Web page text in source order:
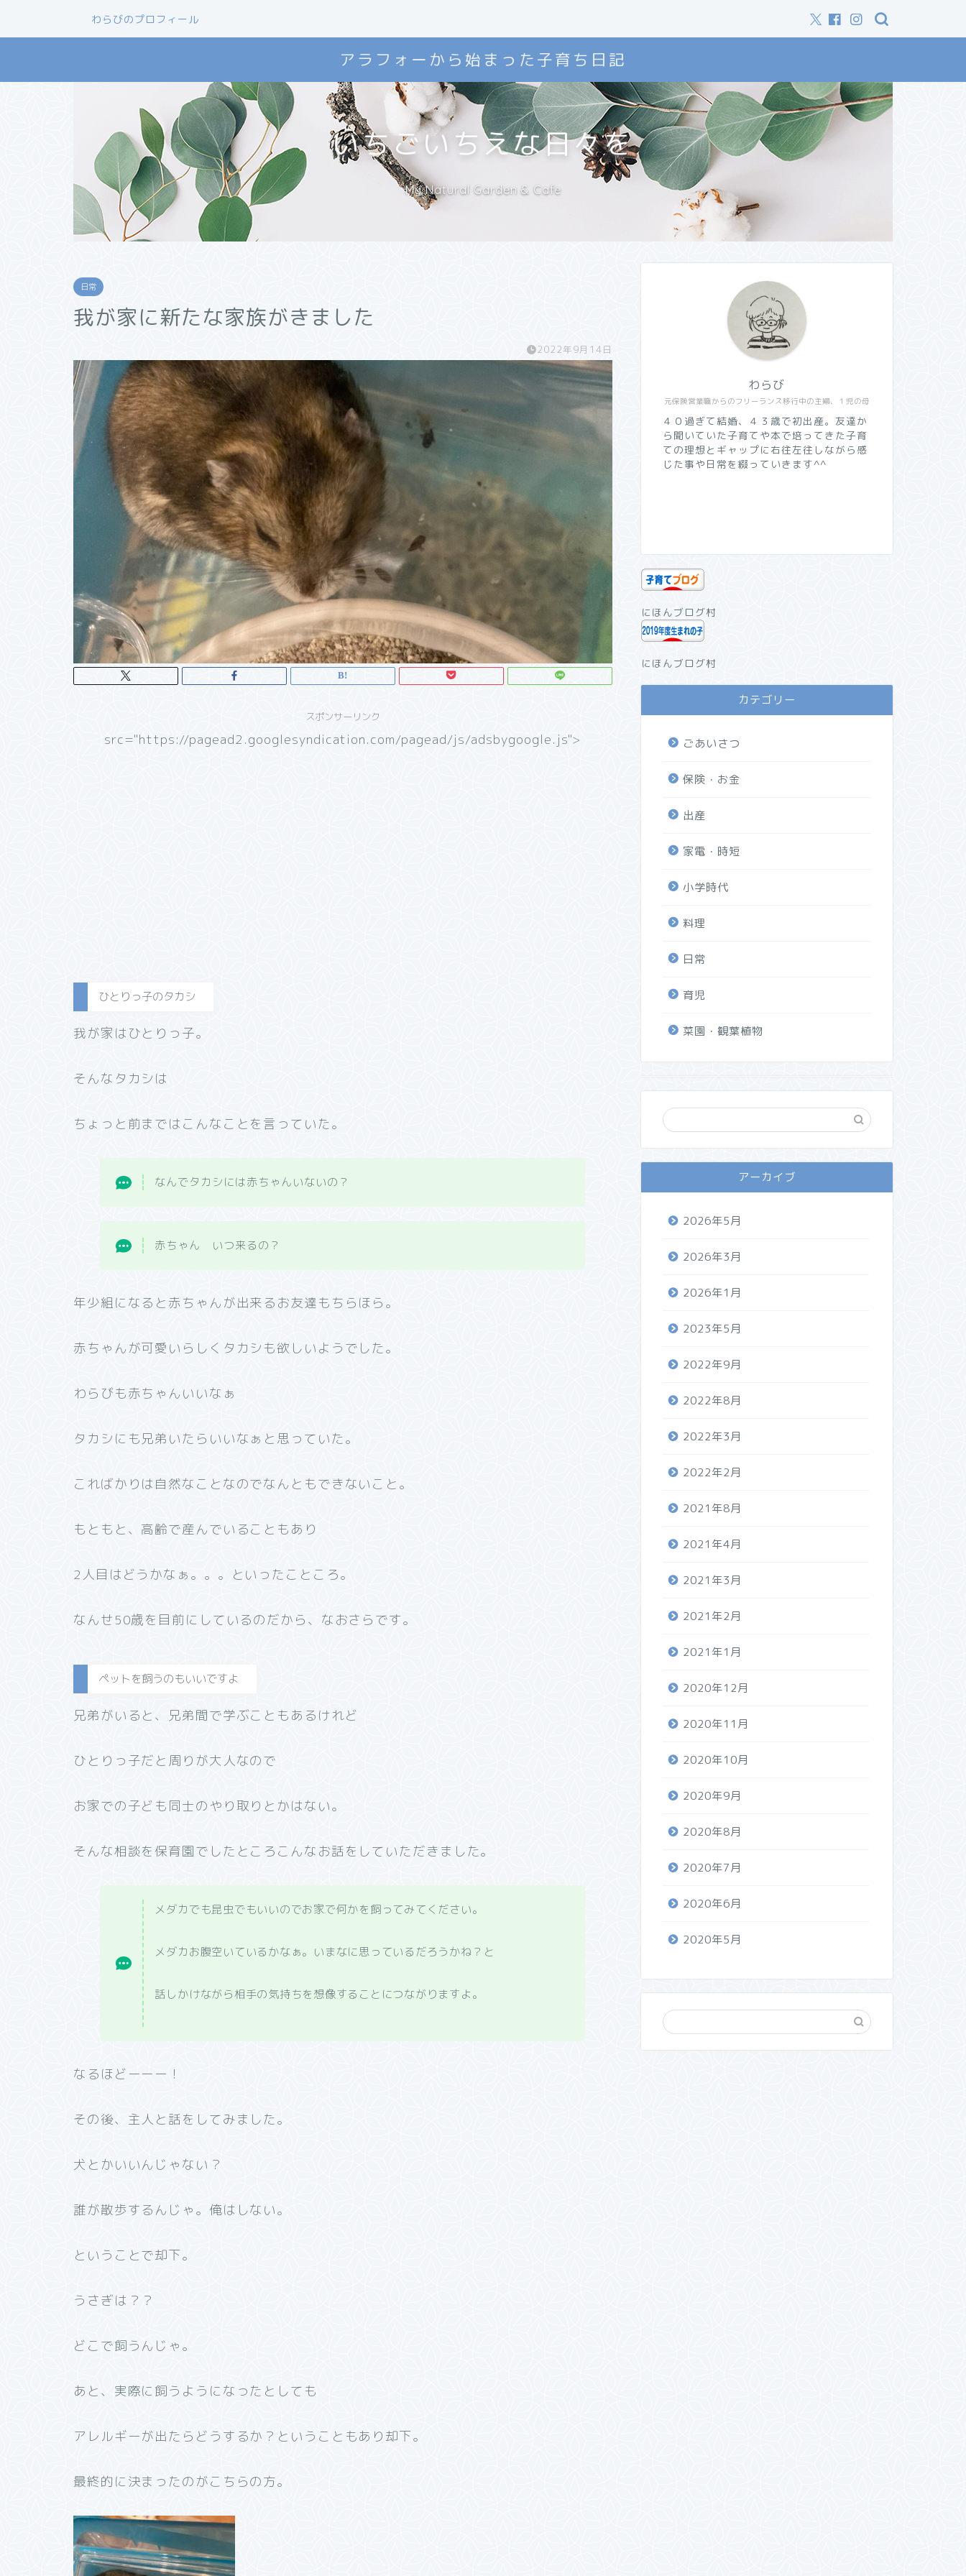
わらびのプロフィール
アラフォーから始まった子育ち日記
いちごいちえな日々を
My Natural Garden & Cafe
日常
我が家に新たな家族がきました
2022年9月14日
スポンサーリンク
src="https://pagead2.googlesyndication.com/pagead/js/adsbygoogle.js">
ひとりっ子のタカシ
我が家はひとりっ子。
そんなタカシは
ちょっと前まではこんなことを言っていた。
なんでタカシには赤ちゃんいないの？
赤ちゃん いつ来るの？
年少組になると赤ちゃんが出来るお友達もちらほら。
赤ちゃんが可愛いらしくタカシも欲しいようでした。
わらびも赤ちゃんいいなぁ
タカシにも兄弟いたらいいなぁと思っていた。
こればかりは自然なことなのでなんともできないこと。
もともと、高齢で産んでいることもあり
2人目はどうかなぁ。。。といったこところ。
なんせ50歳を目前にしているのだから、なおさらです。
ペットを飼うのもいいですよ
兄弟がいると、兄弟間で学ぶこともあるけれど
ひとりっ子だと周りが大人なので
お家での子ども同士のやり取りとかはない。
そんな相談を保育園でしたところこんなお話をしていただきました。
メダカでも昆虫でもいいのでお家で何かを飼ってみてください。
メダカお腹空いているかなぁ。いまなに思っているだろうかね？と
話しかけながら相手の気持ちを想像することにつながりますよ。
なるほどーーー！
その後、主人と話をしてみました。
犬とかいいんじゃない？
誰が散歩するんじゃ。俺はしない。
ということで却下。
うさぎは？？
どこで飼うんじゃ。
あと、実際に飼うようになったとしても
アレルギーが出たらどうするか？ということもあり却下。
最終的に決まったのがこちらの方。
元保険営業職からのフリーランス移行中の主婦、１児の母
わらび
４０過ぎて結婚、４３歳で初出産。友達か
ら聞いていた子育てや本で培ってきた子育
ての理想とギャップに右往左往しながら感
じた事や日常を綴っていきます^^
にほんブログ村
にほんブログ村
カテゴリー
ごあいさつ
保険・お金
出産
家電・時短
小学時代
料理
日常
育児
菜園・観葉植物
アーカイブ
2026年5月
2026年3月
2026年1月
2023年5月
2022年9月
2022年8月
2022年3月
2022年2月
2021年8月
2021年4月
2021年3月
2021年2月
2021年1月
2020年12月
2020年11月
2020年10月
2020年9月
2020年8月
2020年7月
2020年6月
2020年5月